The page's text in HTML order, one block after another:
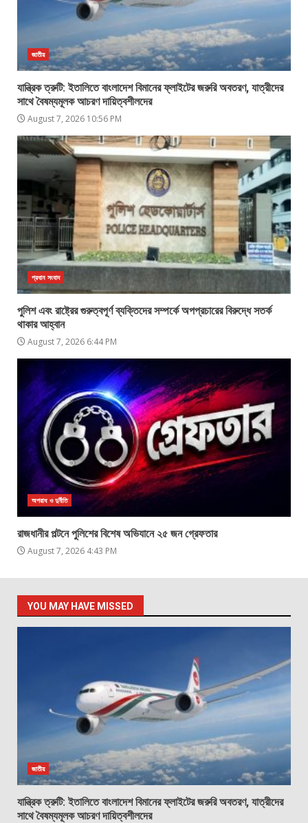
জাতীয়
যান্ত্রিক ত্রুটি: ইতালিতে বাংলাদেশ বিমানের ফ্লাইটের জরুরি অবতরণ, যাত্রীদের
সাথে বৈষম্যমূলক আচরণ দায়িত্বশীলদের
August 7, 2026 10:56 PM
প্রধান সংবাদ
পুলিশ এবং রাষ্ট্রের গুরুত্বপূর্ণ ব্যক্তিদের সম্পর্কে অপপ্রচারের বিরুদ্ধে সতর্ক
থাকার আহ্বান
August 7, 2026 6:44 PM
অপরাধ ও দুর্নীতি
রাজধানীর পল্টনে পুলিশের বিশেষ অভিযানে ২৫ জন গ্রেফতার
August 7, 2026 4:43 PM
YOU MAY HAVE MISSED
জাতীয়
যান্ত্রিক ত্রুটি: ইতালিতে বাংলাদেশ বিমানের ফ্লাইটের জরুরি অবতরণ, যাত্রীদের
সাথে বৈষম্যমূলক আচরণ দায়িত্বশীলদের